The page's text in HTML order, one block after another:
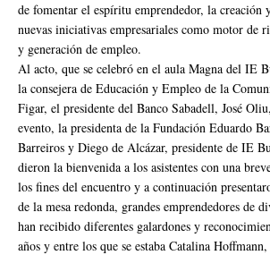
de fomentar el espíritu emprendedor, la creación
nuevas iniciativas empresariales como motor de
y generación de empleo.
Al acto, que se celebró en el aula Magna del IE
la consejera de Educación y Empleo de la
Figar, el presidente del Banco Sabadell, José
evento, la presidenta de la Fundación Eduardo
Barreiros y Diego de Alcázar, presidente de IE
dieron la bienvenida a los asistentes con una
los fines del encuentro y a continuación
de la mesa redonda, grandes emprendedores de
han recibido diferentes galardones y
años y entre los que se estaba Catalina